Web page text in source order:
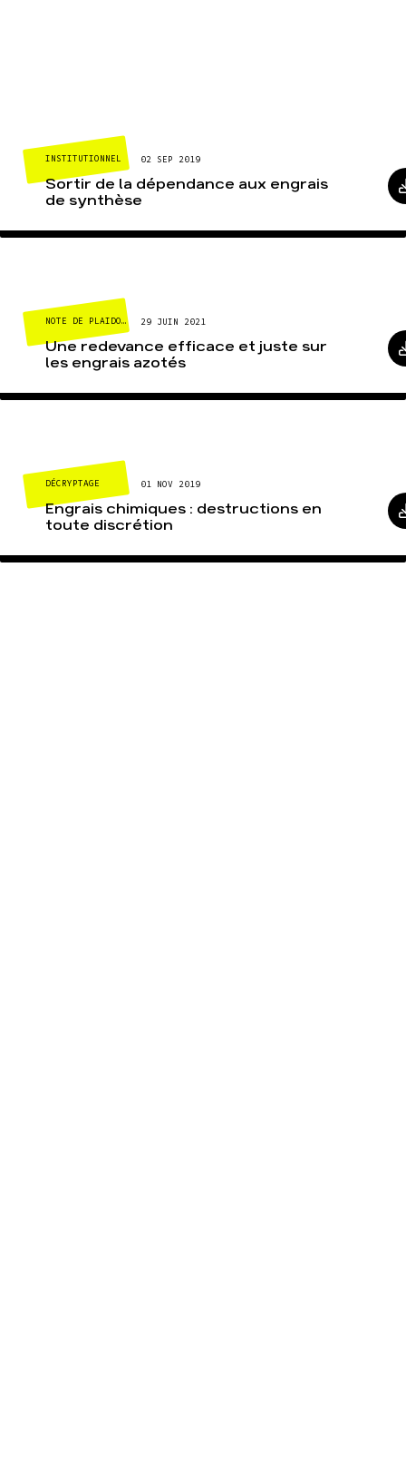
INSTITUTIONNEL 02 SEP 2019
Sortir de la dépendance aux engrais
de synthèse
NOTE DE PLAIDOYER 29 JUIN 2021
Une redevance efficace et juste sur
les engrais azotés
DÉCRYPTAGE 01 NOV 2019
Engrais chimiques : destructions en
toute discrétion